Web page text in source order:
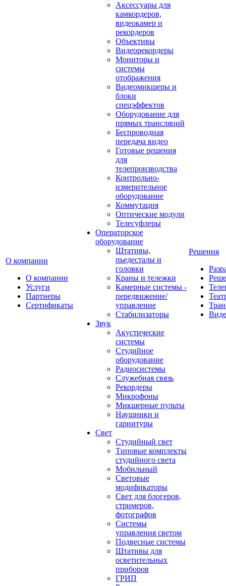
О компании
О компании
Услуги
Партнеры
Сертификаты
Аксессуары для
камкордеров,
видеокамер и
рекордеров
Объективы
Видеорекордеры
Мониторы и
системы
отображения
Видеомикшеры и
блоки
спецэффектов
Оборудование для
прямых трансляций
Беспроводная
передача видео
Готовые решения
для
телепроизводства
Контрольно-
измерительное
оборудование
Коммутация
Оптические модули
Телесуфлеры
Операторское
оборудование
Штативы,
пьедесталы и
головки
Краны и тележки
Камерные системы -
передвижение/
управление
Стабилизаторы
Звук
Акустические
системы
Студийное
оборудование
Радиосистемы
Служебная связь
Рекордеры
Микрофоны
Микшерные пульты
Наушники и
гарнитуры
Свет
Студийный свет
Типовые комплекты
студийного света
Мобильный
Световые
модификаторы
Свет для блогеров,
стримеров,
фотографов
Системы
управления светом
Подвесные системы
Штативы для
осветительных
приборов
ГРИП
Решения